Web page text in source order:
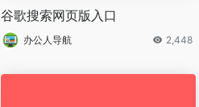
谷歌搜索网页版入口
办公人导航 2,448